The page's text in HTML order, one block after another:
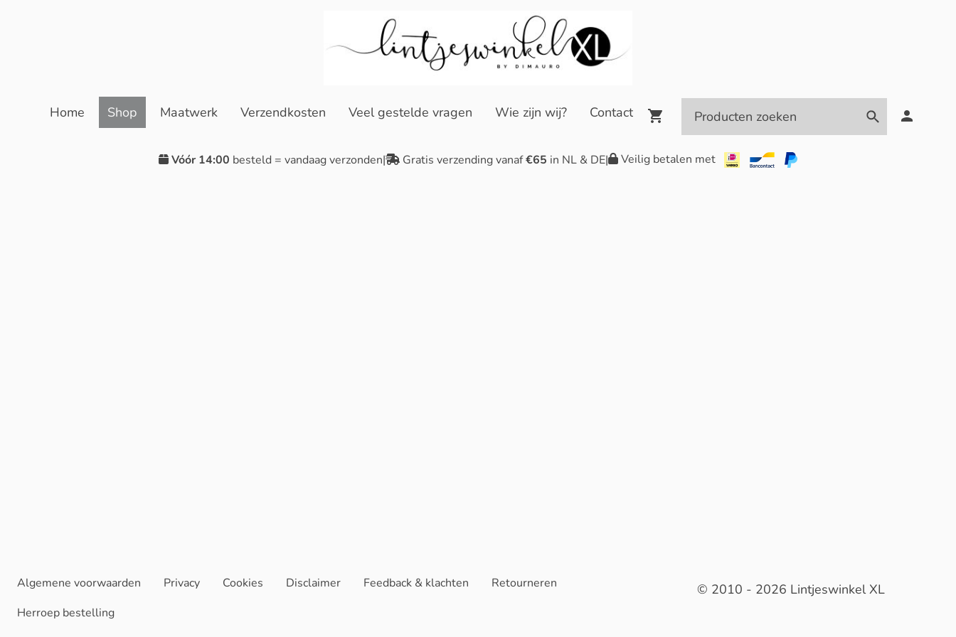
Home Shop Maatwerk Verzendkosten Veel gestelde vragen Wie zijn wij? Contact
Vóór 14:00 besteld = vandaag verzonden| Gratis verzending vanaf€65 in NL & DE| Veilig betalen met
Algemene voorwaarden Privacy Cookies Disclaimer Feedback & klachten
Retourneren
Herroep bestelling
© 2010 - 2026 Lintjeswinkel XL